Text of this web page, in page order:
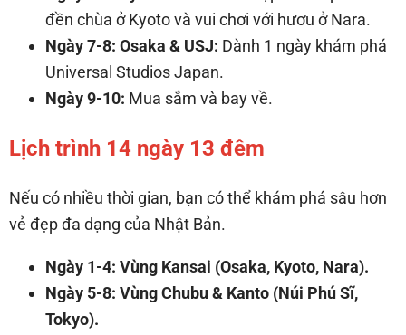
đền chùa ở Kyoto và vui chơi với hươu ở Nara.
Ngày 7-8: Osaka & USJ: Dành 1 ngày khám phá
Universal Studios Japan.
Ngày 9-10: Mua sắm và bay về.
Lịch trình 14 ngày 13 đêm
Nếu có nhiều thời gian, bạn có thể khám phá sâu hơn
vẻ đẹp đa dạng của Nhật Bản.
Ngày 1-4: Vùng Kansai (Osaka, Kyoto, Nara).
Ngày 5-8: Vùng Chubu & Kanto (Núi Phú Sĩ,
Tokyo).